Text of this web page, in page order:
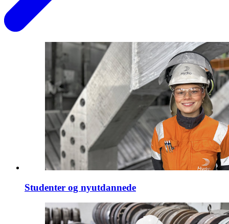
Studenter og nyutdannede